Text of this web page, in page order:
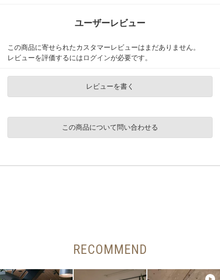
ユーザーレビュー
この商品に寄せられたカスタマーレビューはまだありません。
レビューを評価するにはログインが必要です。
レビューを書く
この商品について問い合わせる
RECOMMEND